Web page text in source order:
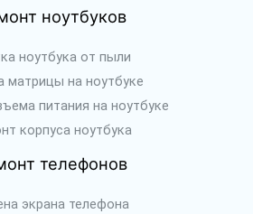
ноутбуков
ноутбука от пыли
матрицы на ноутбуке
питания на ноутбуке
корпуса ноутбука
телефонов
экрана телефона